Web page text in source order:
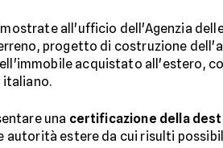
all'ufficio dell'Agenzia
progetto di costruzione
acquistato all'estero,
una certificazione della
autorità estere da cui risulti